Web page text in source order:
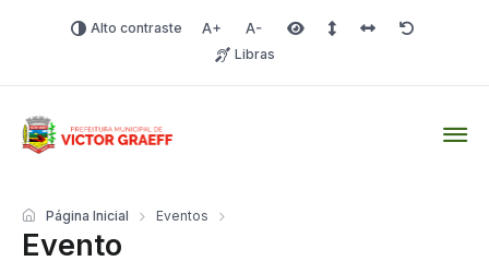
Alto contraste Aumentar fonte
Diminuir fonteÁrea selecionada
Espaçamento de linha
Espaço dos
Redefinir
Libras
Evento
Página Inicial Eventos